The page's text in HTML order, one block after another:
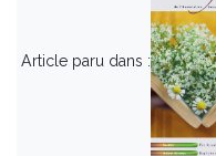
Article paru dans :